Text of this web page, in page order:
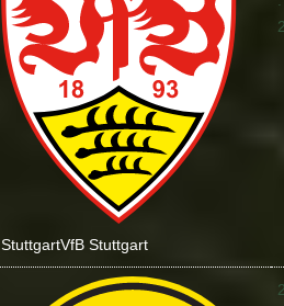
StuttgartVfB Stuttgart